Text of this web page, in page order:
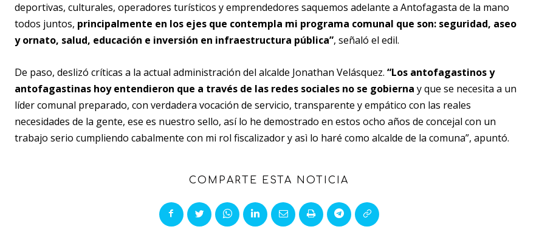
deportivas, culturales, operadores turísticos y emprendedores saquemos adelante a Antofagasta de la mano
todos juntos, principalmente en los ejes que contempla mi programa comunal que son: seguridad, aseo
y ornato, salud, educación e inversión en infraestructura pública”, señaló el edil.
De paso, deslizó críticas a la actual administración del alcalde Jonathan Velásquez. “Los antofagastinos y
antofagastinas hoy entendieron que a través de las redes sociales no se gobierna y que se necesita a un
líder comunal preparado, con verdadera vocación de servicio, transparente y empático con las reales
necesidades de la gente, ese es nuestro sello, así lo he demostrado en estos ocho años de concejal con un
trabajo serio cumpliendo cabalmente con mi rol fiscalizador y asì lo haré como alcalde de la comuna”, apuntó.
COMPARTE ESTA NOTICIA